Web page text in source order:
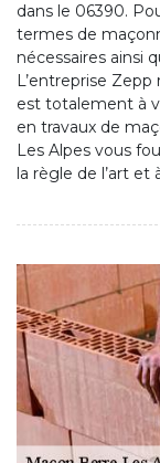
dans le 06390.
termes de
nécessaires ainsi
L’entreprise
est totalement à
en travaux de
Les Alpes vous
la règle de l’art et